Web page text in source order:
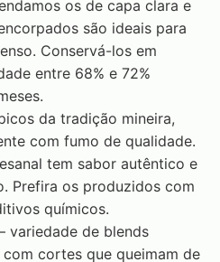
os de capa clara e
são ideais para
Conservá-los em
entre 68% e 72%
da tradição mineira,
com fumo de qualidade.
tem sabor autêntico e
Prefira os produzidos com
químicos.
variedade de blends
cortes que queimam de